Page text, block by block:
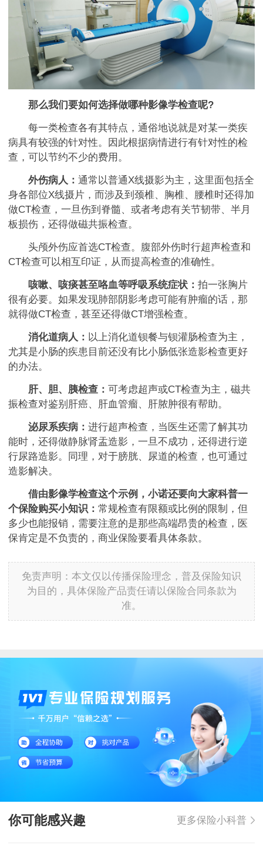
那么我们要如何选择做哪种影像学检查呢?
每一类检查各有其特点，通俗地说就是对某一类疾
病具有较强的针对性。因此根据病情进行有针对性的检
查，可以节约不少的费用。
外伤病人： 通常以普通X线摄影为主，这里面包括全
身各部位X线摄片，而涉及到颈椎、胸椎、腰椎时还得加
做CT检查，一旦伤到脊髓、或者考虑有关节韧带、半月
板损伤，还得做磁共振检查。
头颅外伤应首选CT检查。腹部外伤时行超声检查和
CT检查可以相互印证，从而提高检查的准确性。
咳嗽、咳痰甚至咯血等呼吸系统症状： 拍一张胸片
很有必要。如果发现肺部阴影考虑可能有肿瘤的话，那
就得做CT检查，甚至还得做CT增强检查。
消化道病人： 以上消化道钡餐与钡灌肠检查为主，
尤其是小肠的疾患目前还没有比小肠低张造影检查更好
的办法。
肝、胆、胰检查： 可考虑超声或CT检查为主，磁共
振检查对鉴别肝癌、肝血管瘤、肝脓肿很有帮助。
泌尿系疾病： 进行超声检查，当医生还需了解其功
能时，还得做静脉肾盂造影，一旦不成功，还得进行逆
行尿路造影。同理，对于膀胱、尿道的检查，也可通过
造影解决。
借由影像学检查这个示例，小诺还要向大家科普一
个保险购买小知识： 常规检查有限额或比例的限制，但
多少也能报销，需要注意的是那些高端昂贵的检查，医
保肯定是不负责的，商业保险要看具体条款。
免责声明：本文仅以传播保险理念，普及保险知识
为目的，具体保险产品责任请以保险合同条款为
准。
你可能感兴趣 更多保险小科普